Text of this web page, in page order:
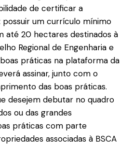
de certificar a
um currículo mínimo
até 20 hectares destinados à
Regional de Engenharia e
práticas na plataforma da
assinar, junto com o
das boas práticas.
desejem debutar no quadro
ou das grandes
práticas com parte
associadas à BSCA